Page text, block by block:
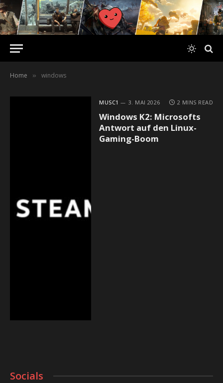
Home » windows
MUSC1 3. MAI 2026 2 MINS READ
Windows K2: Microsofts
Antwort auf den Linux-
Gaming-Boom
Socials